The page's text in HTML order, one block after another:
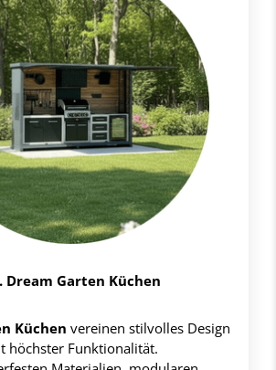
Dream Garten Küchen
Küchen vereinen stilvolles Design
höchster Funktionalität.